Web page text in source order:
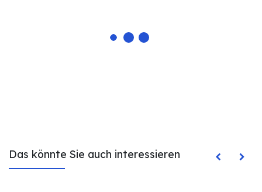
Das könnte Sie auch interessieren